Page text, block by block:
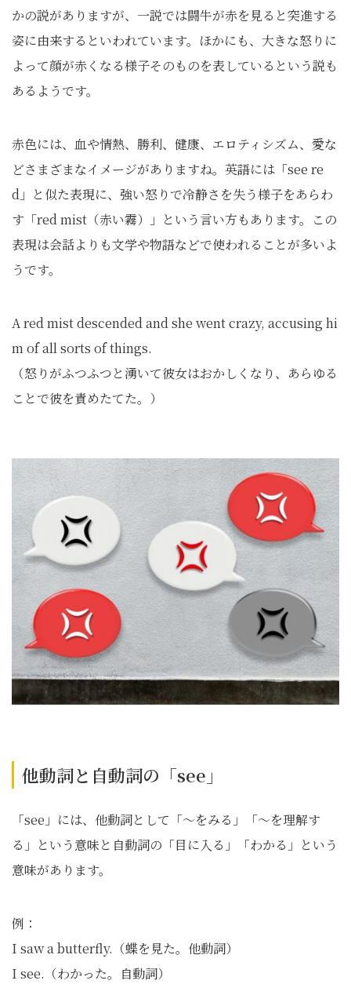
かの説がありますが、一説では闘牛が赤を見ると突進する
姿に由来するといわれています。ほかにも、大きな怒りに
よって顔が赤くなる様子そのものを表しているという説も
あるようです。
赤色には、血や情熱、勝利、健康、エロティシズム、愛な
どさまざまなイメージがありますね。英語には「see re
d」と似た表現に、強い怒りで冷静さを失う様子をあらわ
す「red mist（赤い霧）」という言い方もあります。この
表現は会話よりも文学や物語などで使われることが多いよ
うです。
A red mist descended and she went crazy, accusing hi
m of all sorts of things.
（怒りがふつふつと湧いて彼女はおかしくなり、あらゆる
ことで彼を責めたてた。）
他動詞と自動詞の「see」
「see」には、他動詞として「〜をみる」「〜を理解す
る」という意味と自動詞の「目に入る」「わかる」という
意味があります。
例：
I saw a butterfly.（蝶を見た。他動詞）
I see.（わかった。自動詞）